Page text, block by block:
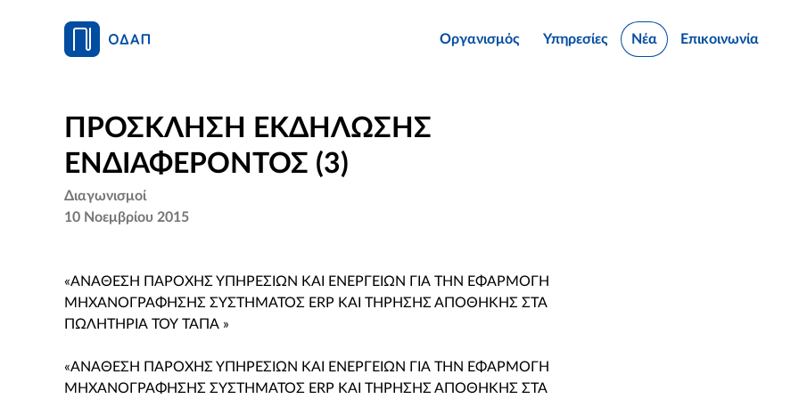
Οργανισμός Υπηρεσίες Νέα Επικοινωνία
ΠΡΟΣΚΛΗΣΗ ΕΚΔΗΛΩΣΗΣ
ΕΝΔΙΑΦΕΡΟΝΤΟΣ (3)
Διαγωνισμοί
10 Νοεμβρίου 2015
«ΑΝΑΘΕΣΗ ΠΑΡΟΧΗΣ ΥΠΗΡΕΣΙΩΝ ΚΑΙ ΕΝΕΡΓΕΙΩΝ ΓΙΑ ΤΗΝ ΕΦΑΡΜΟΓΗ
ΜΗΧΑΝΟΓΡΑΦΗΣΗΣ ΣΥΣΤΗΜΑΤΟΣ ERP ΚΑΙ ΤΗΡΗΣΗΣ ΑΠΟΘΗΚΗΣ ΣΤΑ
ΠΩΛΗΤΗΡΙΑ ΤΟΥ ΤΑΠΑ »
«ΑΝΑΘΕΣΗ ΠΑΡΟΧΗΣ ΥΠΗΡΕΣΙΩΝ ΚΑΙ ΕΝΕΡΓΕΙΩΝ ΓΙΑ ΤΗΝ ΕΦΑΡΜΟΓΗ
ΜΗΧΑΝΟΓΡΑΦΗΣΗΣ ΣΥΣΤΗΜΑΤΟΣ ERP ΚΑΙ ΤΗΡΗΣΗΣ ΑΠΟΘΗΚΗΣ ΣΤΑ